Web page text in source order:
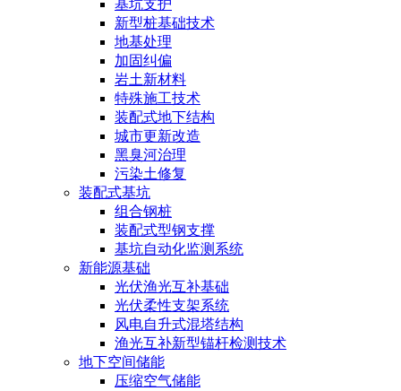
基坑支护
新型桩基础技术
地基处理
加固纠偏
岩土新材料
特殊施工技术
装配式地下结构
城市更新改造
黑臭河治理
污染土修复
装配式基坑
组合钢桩
装配式型钢支撑
基坑自动化监测系统
新能源基础
光伏渔光互补基础
光伏柔性支架系统
风电自升式混塔结构
渔光互补新型锚杆检测技术
地下空间储能
压缩空气储能